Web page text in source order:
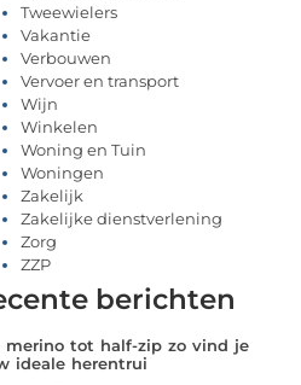
Tweewielers
Vakantie
Verbouwen
Vervoer en transport
Wijn
Winkelen
Woning en Tuin
Woningen
Zakelijk
Zakelijke dienstverlening
Zorg
ZZP
berichten
merino tot half-zip zo vind je
ideale herentrui